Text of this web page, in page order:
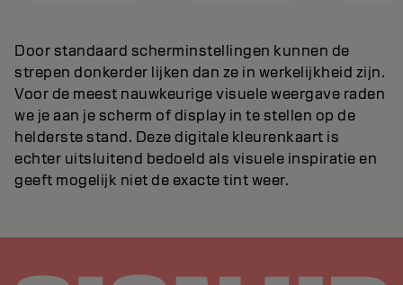
Door standaard scherminstellingen kunnen de
strepen donkerder lijken dan ze in werkelijkheid zijn.
Voor de meest nauwkeurige visuele weergave raden
we je aan je scherm of display in te stellen op de
helderste stand. Deze digitale kleurenkaart is
echter uitsluitend bedoeld als visuele inspiratie en
geeft mogelijk niet de exacte tint weer.